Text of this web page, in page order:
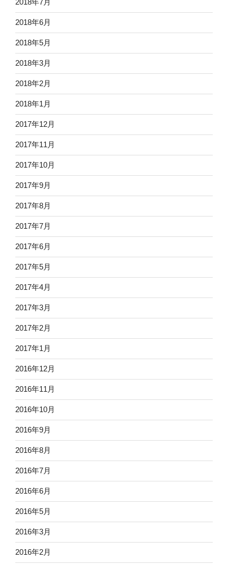
2018年7月
2018年6月
2018年5月
2018年3月
2018年2月
2018年1月
2017年12月
2017年11月
2017年10月
2017年9月
2017年8月
2017年7月
2017年6月
2017年5月
2017年4月
2017年3月
2017年2月
2017年1月
2016年12月
2016年11月
2016年10月
2016年9月
2016年8月
2016年7月
2016年6月
2016年5月
2016年3月
2016年2月